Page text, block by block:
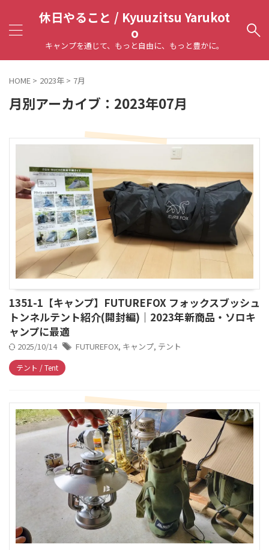
休日やること / Kyuuzitsu Yarukot
o
キャンプを通じて、もっと自由に、もっと豊かに。
HOME > 2023年 > 7月
月別アーカイブ：2023年07月
1351-1【キャンプ】FUTUREFOX フォックスブッシュ
トンネルテント紹介(開封編)｜2023年新商品・ソロキ
ャンプに最適
2025/10/14 FUTUREFOX, キャンプ, テント
テント / Tent